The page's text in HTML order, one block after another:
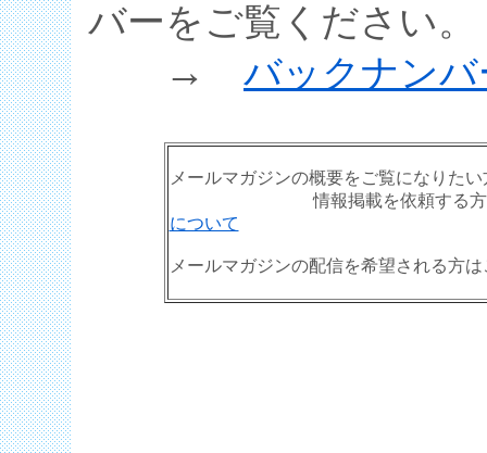
バーをご覧ください。
→ バックナンバ
メールマガジンの概要をご覧になりたい
情報掲載を依頼する方
について
メールマガジンの配信を希望され